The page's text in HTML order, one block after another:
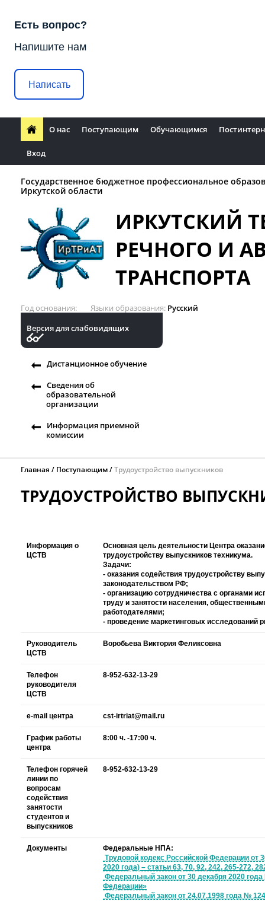
Есть вопрос?
Напишите нам
Написать
О нас Поступающим Обучающимся
Вход
Государственное бюджетное профессиональное
Иркутской области
ИРКУТСКИЙ
РЕЧНОГО И
ТРАНСПОРТА
Год основания Языки образования Русский
Версия для слабовидящих
Дистанционное обучение
Сведения об
образовательной
организации
Информация приемной
комиссии
Главная Поступающим Трудоустройство выпускников
ТРУДОУСТРОЙСТВО
Информация о
ЦСТВ
Основная цель деятельности Центра
трудоустройству выпускников техникума.
Задачи:
- оказания содействия трудоустройству
законодательством РФ;
- организацию сотрудничества с органами
труду и занятости населения,
работодателями;
- проведение маркетинговых исследований
Руководитель
ЦСТВ
Воробьева Виктория Феликсовна
Телефон
руководителя
ЦСТВ
8-952-632-13-29
e-mail центра cst-irtriat@mail.ru
График работы
центра
8:00 ч. -17:00 ч.
Телефон горячей
линии по
вопросам
содействия
занятости
студентов и
выпускников
8-952-632-13-29
Документы
Федеральные НПА:
Трудовой кодекс Российской Федерации от
2020 года) – статьи 63, 70, 92, 242, 265-272,
Федеральный закон от 30 декабря 2020
Федерации»
Федеральный закон от 24.07.1998 года №